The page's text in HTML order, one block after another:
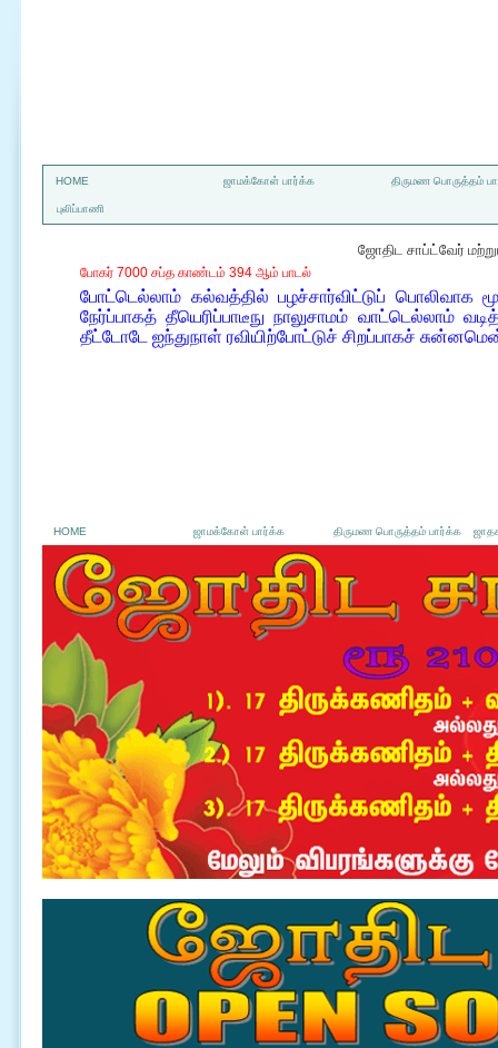
HOME ஜாமக்கோள் பார்க்க திருமண பொருத்தம்
புலிப்பாணி
ஜோதிட சாப்ட்வேர்
போகர் 7000 சப்த காண்டம் 394 ஆம் பாடல்
போட்டெல்லாம் கல்வத்தில் பழச்சார்விட்டுப் பொலிவாக
நேர்ப்பாகத் தீயெரிப்பாடீநு நாலுசாமம் வாட்டெல்லாம்
தீட்டோடே ஐந்துநாள் ரவியிற்போட்டுச் சிறப்பாகச்
HOME ஜாமக்கோள் பார்க்க திருமண பொருத்தம் பார்க்க